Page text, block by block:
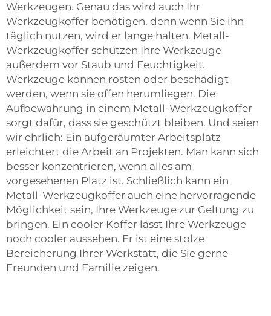
Werkzeugen. Genau das wird auch Ihr
Werkzeugkoffer benötigen, denn wenn Sie ihn
täglich nutzen, wird er lange halten. Metall-
Werkzeugkoffer schützen Ihre Werkzeuge
außerdem vor Staub und Feuchtigkeit.
Werkzeuge können rosten oder beschädigt
werden, wenn sie offen herumliegen. Die
Aufbewahrung in einem Metall-Werkzeugkoffer
sorgt dafür, dass sie geschützt bleiben. Und seien
wir ehrlich: Ein aufgeräumter Arbeitsplatz
erleichtert die Arbeit an Projekten. Man kann sich
besser konzentrieren, wenn alles am
vorgesehenen Platz ist. Schließlich kann ein
Metall-Werkzeugkoffer auch eine hervorragende
Möglichkeit sein, Ihre Werkzeuge zur Geltung zu
bringen. Ein cooler Koffer lässt Ihre Werkzeuge
noch cooler aussehen. Er ist eine stolze
Bereicherung Ihrer Werkstatt, die Sie gerne
Freunden und Familie zeigen.